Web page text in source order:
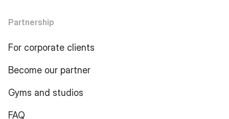
Partnership
For corporate clients
Become our partner
Gyms and studios
FAQ